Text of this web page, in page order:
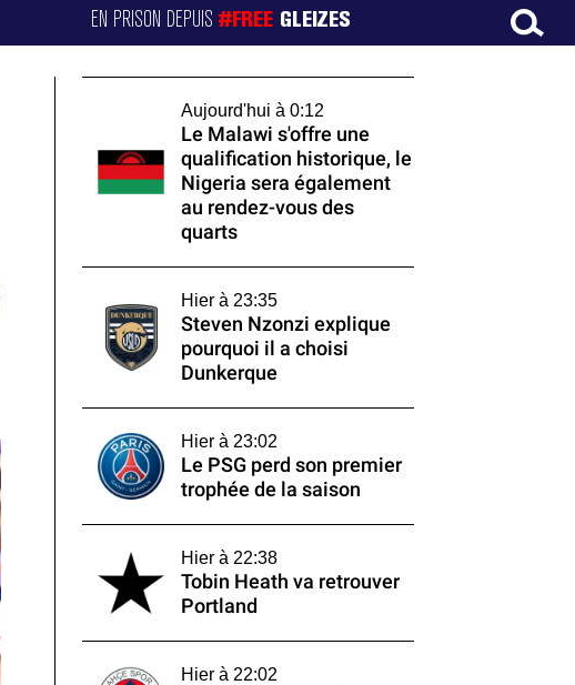
EN PRISON DEPUIS#FREE GLEIZES
Aujourd'hui à 0:12
Le Malawi s'offre une
qualification historique, le
Nigeria sera également
au rendez-vous des
quarts
Hier à 23:35
Steven Nzonzi explique
pourquoi il a choisi
Dunkerque
Hier à 23:02
Le PSG perd son premier
trophée de la saison
Hier à 22:38
Tobin Heath va retrouver
Portland
Hier à 22:02